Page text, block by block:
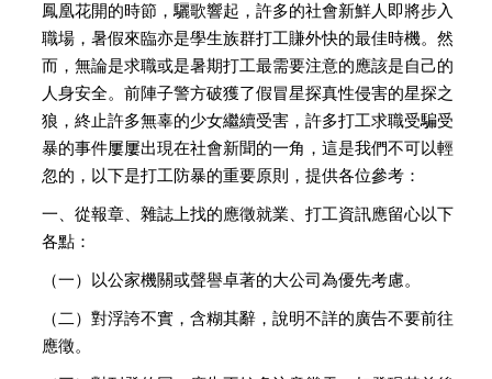
鳳凰花開的時節，驪歌響起，許多的社會新鮮人即將步入
職場，暑假來臨亦是學生族群打工賺外快的最佳時機。然
而，無論是求職或是暑期打工最需要注意的應該是自己的
人身安全。前陣子警方破獲了假冒星探真性侵害的星探之
狼，終止許多無辜的少女繼續受害，許多打工求職受騙受
暴的事件屢屢出現在社會新聞的一角，這是我們不可以輕
忽的，以下是打工防暴的重要原則，提供各位參考：
一、從報章、雜誌上找的應徵就業、打工資訊應留心以下
各點：
（一）以公家機關或聲譽卓著的大公司為優先考慮。
（二）對浮誇不實，含糊其辭，說明不詳的廣告不要前往
應徵。